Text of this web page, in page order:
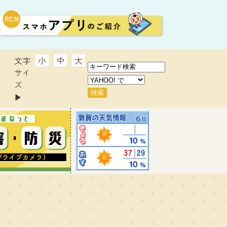
文字
サイ
ズ
▶︎
小 中 大